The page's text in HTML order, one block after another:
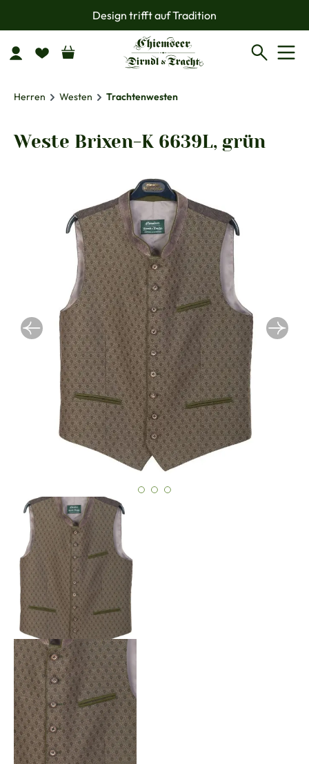
Zum Hauptinhalt springenDesign trifft auf Tradition
Herren Westen Trachtenwesten
Weste Brixen-K 6639L, grün